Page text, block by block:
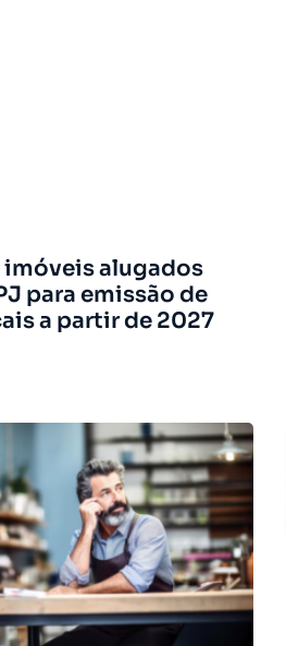
imóveis alugados
para emissão de
a partir de 2027